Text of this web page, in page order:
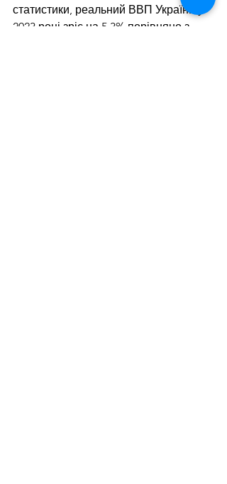
статистики, реальний ВВП України у
2023 році зріс на 5,3% порівняно з